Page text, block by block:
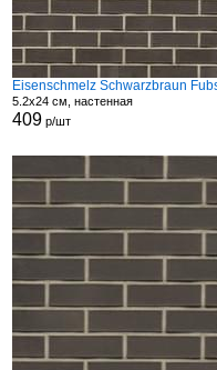
Eisenschmelz Schwarzbraun
5.2x24 см, настенная
409р/шт